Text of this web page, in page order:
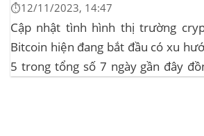
⏱️12/11/2023, 14:47
Cập nhật tình hình thị trường
Bitcoin hiện đang bắt đầu có xu
5 trong tổng số 7 ngày gần đây